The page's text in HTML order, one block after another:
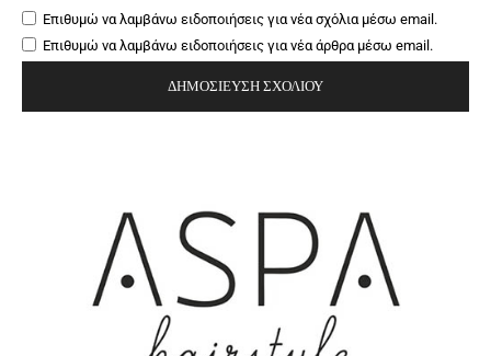
Επιθυμώ να λαμβάνω ειδοποιήσεις για νέα σχόλια μέσω email.
Επιθυμώ να λαμβάνω ειδοποιήσεις για νέα άρθρα μέσω email.